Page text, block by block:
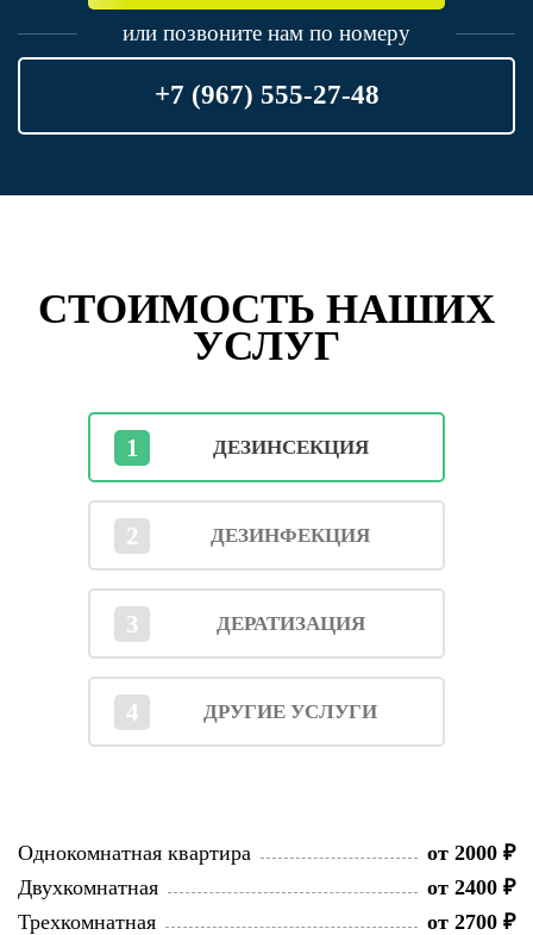
или позвоните нам по номеру
+7 (967) 555-27-48
СТОИМОСТЬ НАШИХ
УСЛУГ
1 ДЕЗИНСЕКЦИЯ
2 ДЕЗИНФЕКЦИЯ
3 ДЕРАТИЗАЦИЯ
4 ДРУГИЕ УСЛУГИ
Однокомнатная квартира
от 2000 ₽
Двухкомнатная
от 2400 ₽
Трехкомнатная
от 2700 ₽